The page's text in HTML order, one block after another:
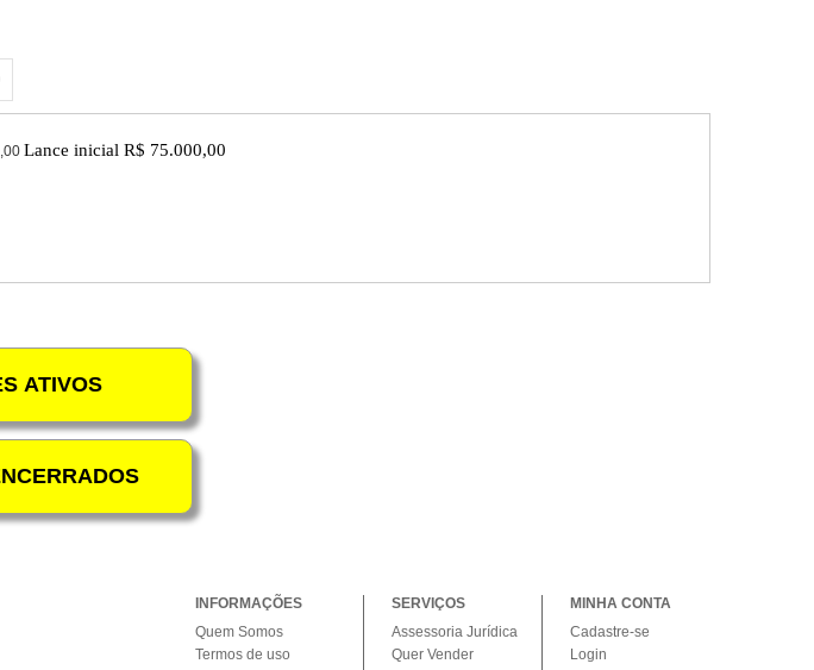
Lance inicial R$ 75.000,00
INFORMAÇÕES
Quem Somos
Termos de uso
SERVIÇOS
Assessoria Jurídica
Quer Vender
MINHA CONTA
Cadastre-se
Login